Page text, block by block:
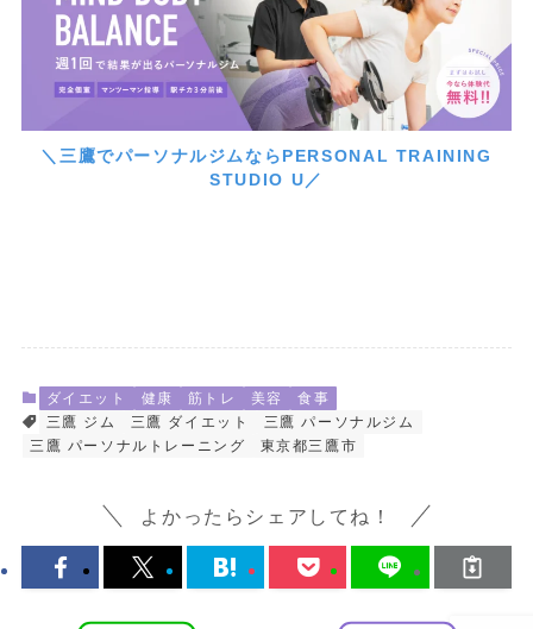
＼三鷹でパーソナルジムならPERSONAL TRAINING
STUDIO U／
ダイエット 健康 筋トレ 美容
食事
三鷹 ジム
三鷹 ダイエット
三鷹 パーソナルジム
三鷹 パーソナルトレーニング
東京都三鷹市
よかったらシェアしてね！